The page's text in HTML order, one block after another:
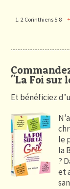
2 Corinthiens 5:8
"La Foi sur
Et bénéficiez
le
la
?
et